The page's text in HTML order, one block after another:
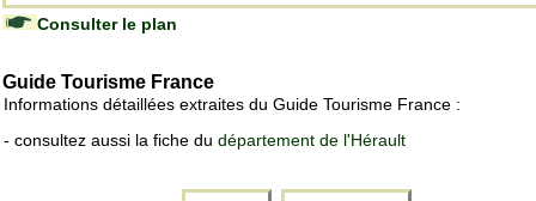
Consulter le plan
Guide Tourisme France
Informations détaillées extraites du Guide Tourisme France :
- consultez aussi la fiche du département de l'Hérault